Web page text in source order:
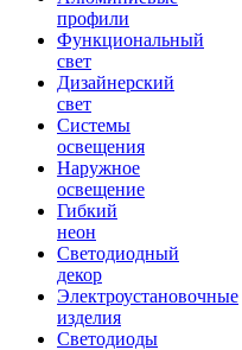
профили
Функциональный
свет
Дизайнерский
свет
Системы
освещения
Наружное
освещение
Гибкий
неон
Светодиодный
декор
Электроустановочные
изделия
Светодиоды